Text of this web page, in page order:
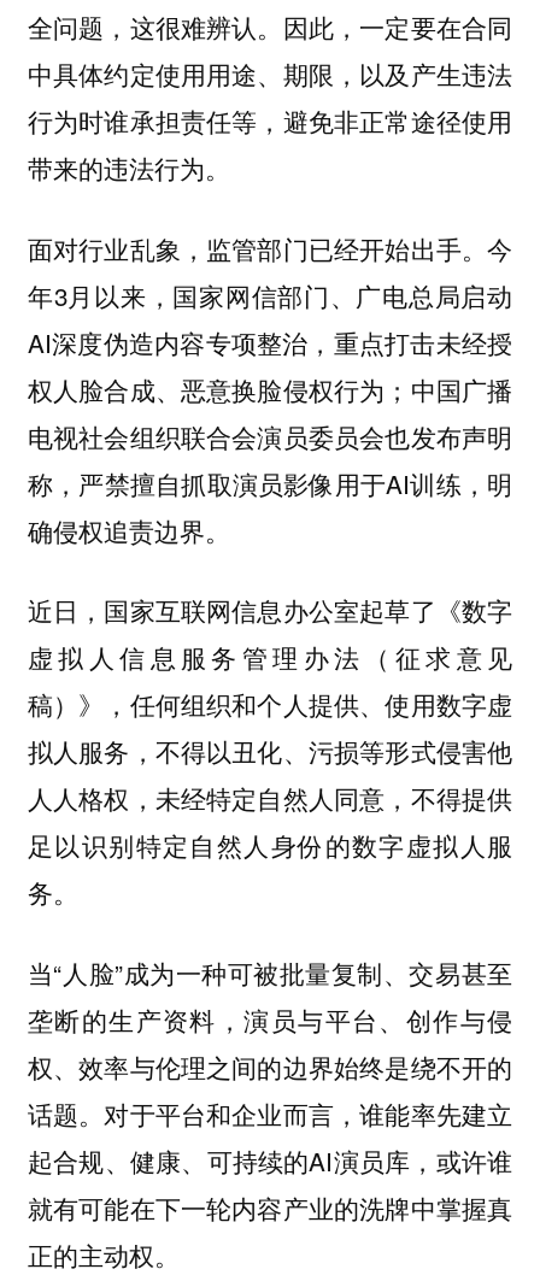
全问题，这很难辨认。因此，一定要在合同
中具体约定使用用途、期限，以及产生违法
行为时谁承担责任等，避免非正常途径使用
带来的违法行为。
面对行业乱象，监管部门已经开始出手。今
年3月以来，国家网信部门、广电总局启动
AI深度伪造内容专项整治，重点打击未经授
权人脸合成、恶意换脸侵权行为；中国广播
电视社会组织联合会演员委员会也发布声明
称，严禁擅自抓取演员影像用于AI训练，明
确侵权追责边界。
近日，国家互联网信息办公室起草了《数字
虚拟人信息服务管理办法（征求意见
稿）》，任何组织和个人提供、使用数字虚
拟人服务，不得以丑化、污损等形式侵害他
人人格权，未经特定自然人同意，不得提供
足以识别特定自然人身份的数字虚拟人服
务。
当“人脸”成为一种可被批量复制、交易甚至
垄断的生产资料，演员与平台、创作与侵
权、效率与伦理之间的边界始终是绕不开的
话题。对于平台和企业而言，谁能率先建立
起合规、健康、可持续的AI演员库，或许谁
就有可能在下一轮内容产业的洗牌中掌握真
正的主动权。